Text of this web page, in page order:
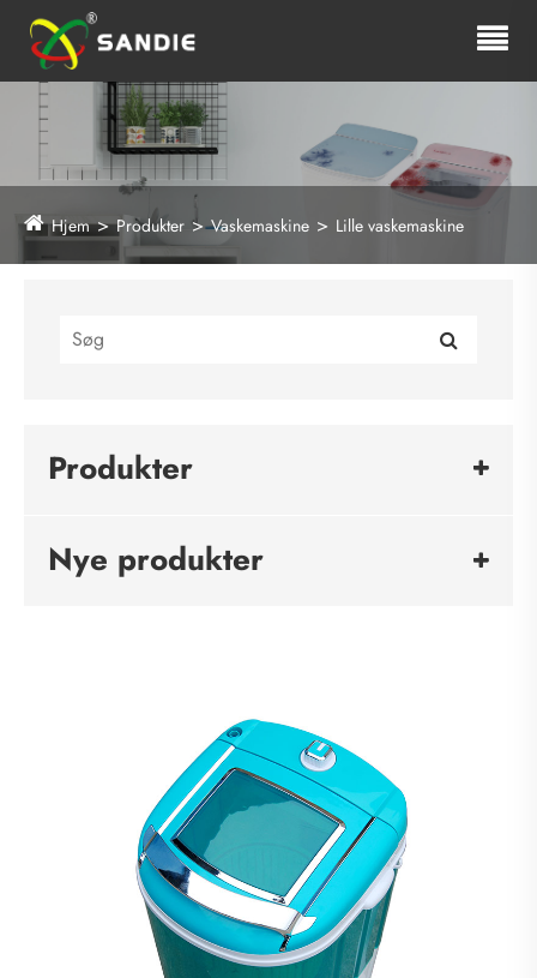
Hjem Produkter Vaskemaskine Lille vaskemaskine
Produkter
Nye produkter